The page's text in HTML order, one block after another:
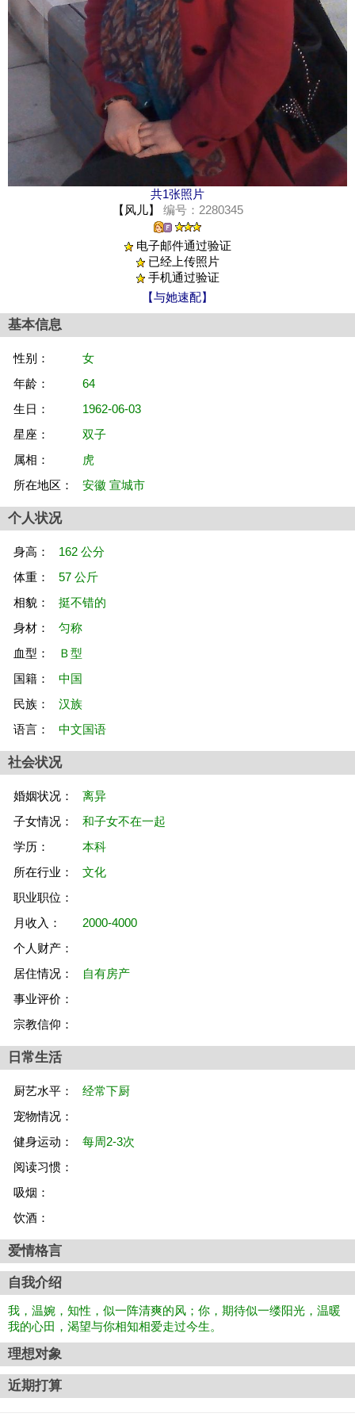
共1张照片
【风儿】 编号：2280345
电子邮件通过验证
已经上传照片
手机通过验证
【与她速配】
基本信息
性别：
女
年龄：
64
生日：
1962-06-03
星座：
双子
属相：
虎
所在地区：
安徽 宣城市
个人状况
身高：
162 公分
体重：
57 公斤
相貌：
挺不错的
身材：
匀称
血型：
Ｂ型
国籍：
中国
民族：
汉族
语言：
中文国语
社会状况
婚姻状况：
离异
子女情况：
和子女不在一起
学历：
本科
所在行业：
文化
职业职位：
月收入：
2000-4000
个人财产：
居住情况：
自有房产
事业评价：
宗教信仰：
日常生活
厨艺水平：
经常下厨
宠物情况：
健身运动：
每周2-3次
阅读习惯：
吸烟：
饮酒：
爱情格言
自我介绍
我，温婉，知性，似一阵清爽的风；你，期待似一缕阳光，温暖
我的心田，渴望与你相知相爱走过今生。
理想对象
近期打算